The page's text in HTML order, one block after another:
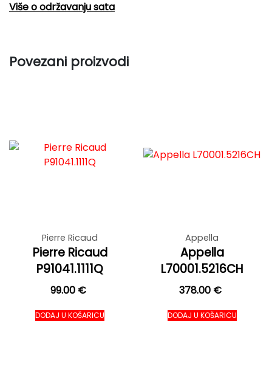
Više o održavanju sata
Povezani proizvodi
Pierre Ricaud
Pierre Ricaud
P91041.1111Q
99.00 €
DODAJ U KOŠARICU
Appella
Appella
L70001.5216CH
378.00 €
DODAJ U KOŠARICU